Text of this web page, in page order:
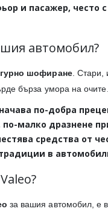
и пасажер, често
автомобил?
шофиране. Стари,
бърза умора на
по-добра
малко дразнене
средства от
в
за вашия автомобил, е